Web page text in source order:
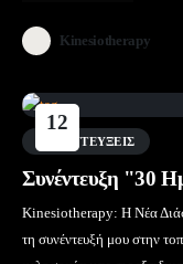
Kinesiotherapy
12
ΣΥΝΕΝΤΕΎΞΕΙΣ
Συνέντευξη "30
Kinesiotherapy: Η Νέα
τη συνέντευξή μου στην